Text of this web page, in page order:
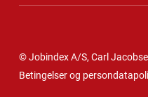
© Jobindex A/S, Carl
Betingelser og